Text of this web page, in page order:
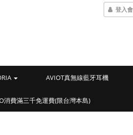
登入
AVIOT真無線藍牙耳機
消費滿三千免運費(限台灣本島)